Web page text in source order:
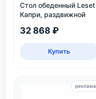
Стол обеденный Leset
Капри, раздвижной
32 868 ₽
Купить
реклама